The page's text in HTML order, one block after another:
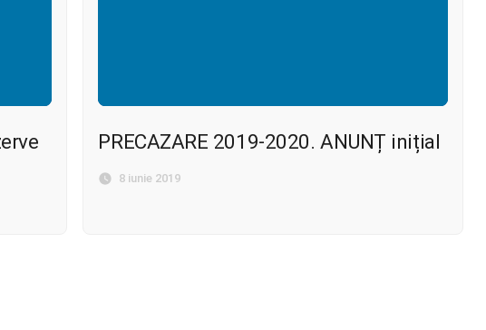
PRECAZARE 2019-2020. ANUNȚ inițial
8 iunie 2019